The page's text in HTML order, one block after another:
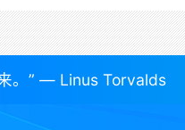
。” — Linus Torvalds